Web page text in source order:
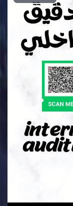
Play
Video